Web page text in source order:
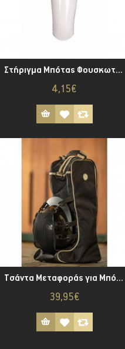
Στήριγμα Μπότας Φουσκωτό 31 εκ.
4,15€
Τσάντα Μεταφοράς για Μπότες και Κράνος-Joules-
39,95€